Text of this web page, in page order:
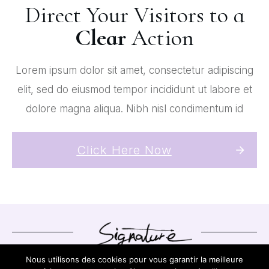
Direct Your Visitors to a
ClearAction
Lorem ipsum dolor sit amet, consectetur adipiscing
elit, sed do eiusmod tempor incididunt ut labore et
dolore magna aliqua. Nibh nisl condimentum id
Click Here Now
Nous utilisons des cookies pour vous garantir la meilleure